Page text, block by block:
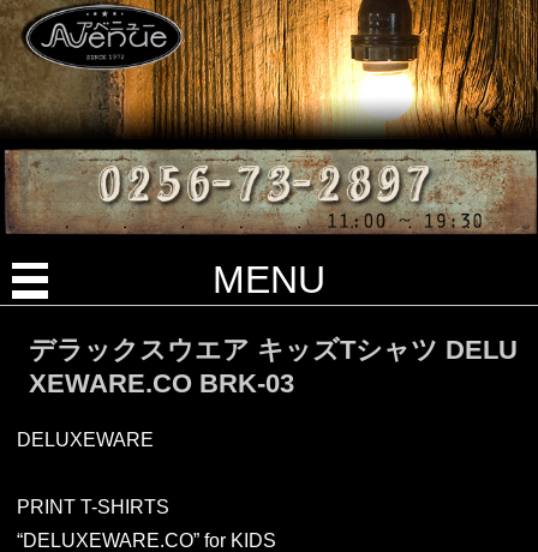
MENU
デラックスウエア キッズTシャツ DELU
XEWARE.CO BRK-03
DELUXEWARE
PRINT T-SHIRTS
“DELUXEWARE.CO” for KIDS